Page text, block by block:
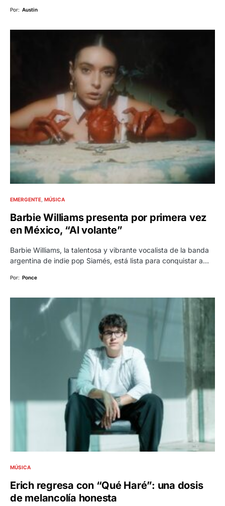
Por: Austin
EMERGENTE MÚSICA
Barbie Williams presenta por primera vez
en México, “Al volante”
Barbie Williams, la talentosa y vibrante vocalista de la banda
argentina de indie pop Siamés, está lista para conquistar a…
Por: Ponce
MÚSICA
Erich regresa con “Qué Haré”: una dosis
de melancolía honesta